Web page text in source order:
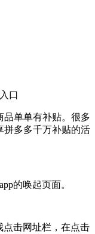
品单单有补贴。很多
拼多多千万补贴的活
的唤起页面。
点击网址栏，在点击